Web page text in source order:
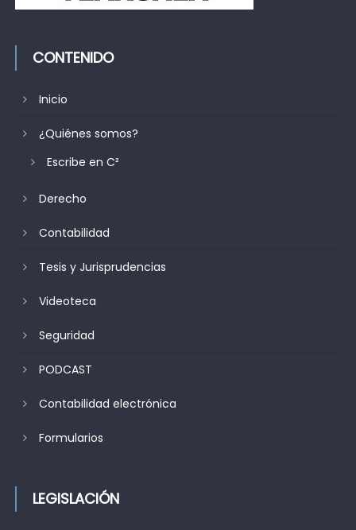
CONTENIDO
Inicio
¿Quiénes somos?
Escribe en C²
Derecho
Contabilidad
Tesis y Jurisprudencias
Videoteca
Seguridad
PODCAST
Contabilidad electrónica
Formularios
LEGISLACIÓN